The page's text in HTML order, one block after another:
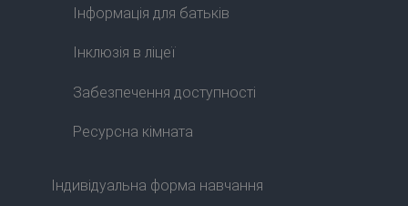
Інформація для батьків
Інклюзія в ліцеї
Забезпечення доступності
Ресурсна кімната
Індивідуальна форма навчання